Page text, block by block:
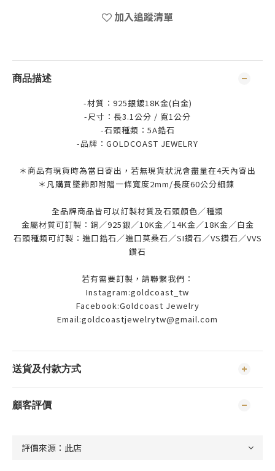
加入追蹤清單
商品描述
-材質：925銀鍍18K金(白金)
-尺寸：長3.1公分 / 寬1公分
-石頭種類：5A鋯石
-品牌： GOLDCOAST JEWELRY
＊商品有現貨時為當日寄出，若無現貨狀況會盡量在4天內寄出
＊凡購買墜飾即附贈一條寬度2mm/長度60公分細鍊
全品牌商品皆可以訂製材質及石頭顏色／種類
金屬材質可訂製：銅／925銀／10K金／14K金／18K金／白金
石頭種類可訂製：進口鋯石／進口莫桑石／SI鑽石／VS鑽石／VVS
鑽石
若有需要訂製，請聯繫我們：
Instagram:goldcoast_tw
Facebook:Goldcoast Jewelry
Email:goldcoastjewelrytw@gmail.com
送貨及付款方式
顧客評價